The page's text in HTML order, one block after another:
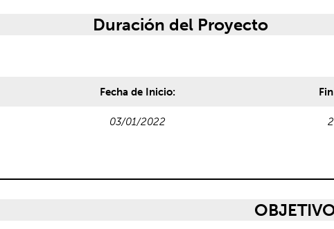
Duración del Proyecto
Fecha de Inicio:
03/01/2022